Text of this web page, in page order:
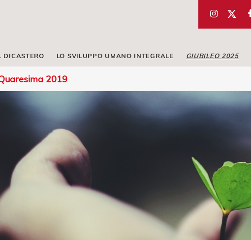
DICASTERO LO SVILUPPO UMANO INTEGRALE GIUBILEO 2025
2019